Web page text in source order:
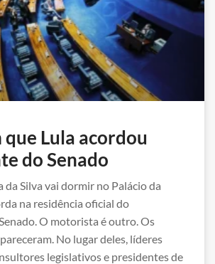
que Lula acordou
do Senado
da Silva vai dormir no Palácio da
na residência oficial do
O motorista é outro. Os
No lugar deles, líderes
legislativos e presidentes de